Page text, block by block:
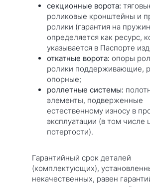
секционные ворота:
роликовые кронштейны и
ролики (гарантия на
определяется как ресурс,
указывается в Паспорте
откатные ворота: опоры
ролики поддерживающие,
опорные;
роллетные системы:
элементы, подверженные
естественному износу в
эксплуатации (в том числе
потертости).
Гарантийный срок деталей
(комплектующих),
некачественных, равен